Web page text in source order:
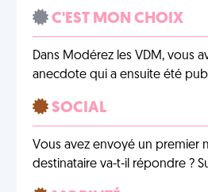
C'EST MON CHOIX
Dans Modérez les VDM, vous
anecdote qui a ensuite été
SOCIAL
Vous avez envoyé un premier
destinataire va-t-il répondre ?